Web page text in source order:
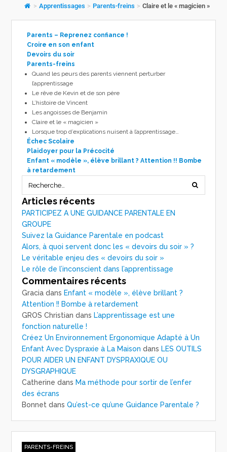
> Apprentissages > Parents-freins > Claire et le « magicien »
Parents – Reprenez confiance !
Croire en son enfant
Devoirs du soir
Parents-freins
Quand les peurs des parents viennent perturber
l’apprentissage
Le rêve de Kevin et de son père
L’histoire de Vincent
Les angoisses de Benjamin
Claire et le « magicien »
Lorsque trop d’explications nuisent à l’apprentissage…
Échec Scolaire
Plaidoyer pour la Précocité
Enfant « modèle », élève brillant ? Attention !! Bombe
à retardement
Articles récents
PARTICIPEZ A UNE GUIDANCE PARENTALE EN
GROUPE
Suivez la Guidance Parentale en podcast
Alors, à quoi servent donc les « devoirs du soir » ?
Le véritable enjeu des « devoirs du soir »
Le rôle de l’inconscient dans l’apprentissage
Commentaires récents
Gracia dans Enfant « modèle », élève brillant ?
Attention !! Bombe à retardement
GROS Christian dans L’apprentissage est une
fonction naturelle !
Créez Un Environnement Ergonomique Adapté à Un
Enfant Avec Dyspraxie à La Maison dans LES OUTILS
POUR AIDER UN ENFANT DYSPRAXIQUE OU
DYSGRAPHIQUE
Catherine dans Ma méthode pour sortir de l’enfer
des écrans
Bonnet dansQu’est-ce qu’une Guidance Parentale ?
PARENTS-FREINS